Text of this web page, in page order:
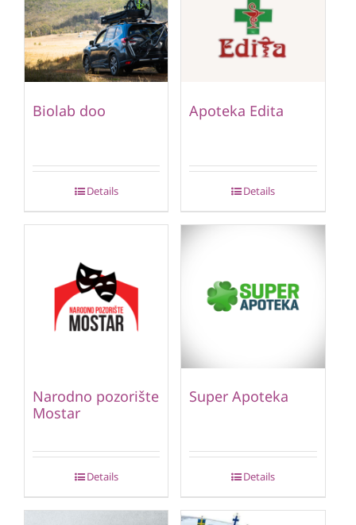
Biolab doo
Details
Apoteka Edita
Details
Narodno pozorište
Mostar
Details
Super Apoteka
Details